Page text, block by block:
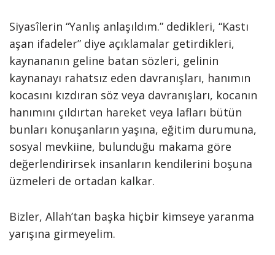
Siyasîlerin “Yanlış anlaşıldım.” dedikleri, “Kastı
aşan ifadeler” diye açıklamalar getirdikleri,
kaynananın geline batan sözleri, gelinin
kaynanayı rahatsız eden davranışları, hanımın
kocasını kızdıran söz veya davranışları, kocanın
hanımını çıldırtan hareket veya lafları bütün
bunları konuşanların yaşına, eğitim durumuna,
sosyal mevkiine, bulunduğu makama göre
değerlendirirsek insanların kendilerini boşuna
üzmeleri de ortadan kalkar.
Bizler, Allah’tan başka hiçbir kimseye yaranma
yarışına girmeyelim.